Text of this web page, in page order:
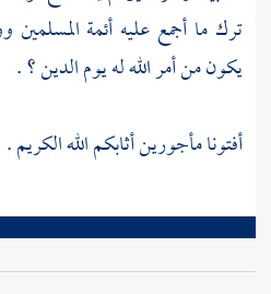
ترك ما أجمع عليه أئمة المسلمين
يكون من أمر الله له يوم الدين ؟ .
أفتونا مأجورين أثابكم الله الكريم .